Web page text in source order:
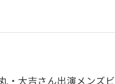
・大吉さん出演メンズ